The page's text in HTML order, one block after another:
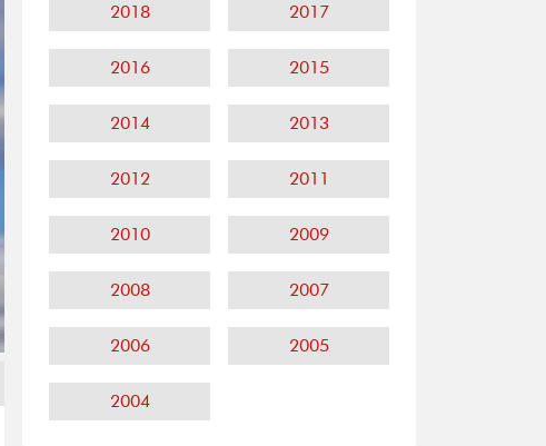
2018 2017
2016 2015
2014 2013
2012 2011
2010 2009
2008 2007
2006 2005
2004